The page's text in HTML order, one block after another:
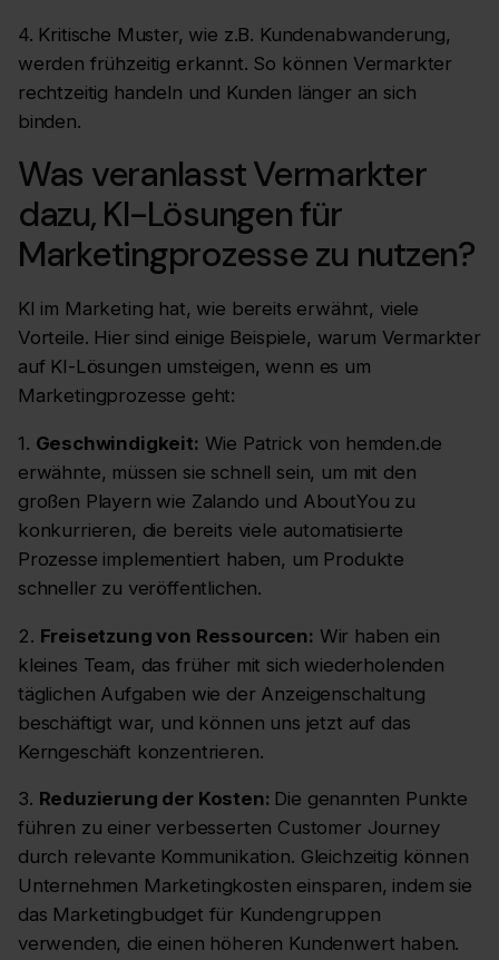
4. Kritische Muster, wie z.B. Kundenabwanderung,
werden frühzeitig erkannt. So können Vermarkter
rechtzeitig handeln und Kunden länger an sich
binden.
Was veranlasst Vermarkter
dazu, KI-Lösungen für
Marketingprozesse zu nutzen?
KI im Marketing hat, wie bereits erwähnt, viele
Vorteile. Hier sind einige Beispiele, warum Vermarkter
auf KI-Lösungen umsteigen, wenn es um
Marketingprozesse geht:
1. Geschwindigkeit: Wie Patrick von hemden.de
erwähnte, müssen sie schnell sein, um mit den
großen Playern wie Zalando und AboutYou zu
konkurrieren, die bereits viele automatisierte
Prozesse implementiert haben, um Produkte
schneller zu veröffentlichen.
2. Freisetzung von Ressourcen: Wir haben ein
kleines Team, das früher mit sich wiederholenden
täglichen Aufgaben wie der Anzeigenschaltung
beschäftigt war, und können uns jetzt auf das
Kerngeschäft konzentrieren.
3. Reduzierung der Kosten: Die genannten Punkte
führen zu einer verbesserten Customer Journey
durch relevante Kommunikation. Gleichzeitig können
Unternehmen Marketingkosten einsparen, indem sie
das Marketingbudget für Kundengruppen
verwenden, die einen höheren Kundenwert haben.